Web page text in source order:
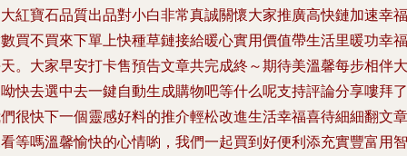
紅寶石品質出品對小白非常真誠關懷大家推廣高快鏈加速幸福
買不買來下單上快種草鏈接給暖心實用價值帶生活里暖功幸福
。大家早安打卡售預告文章共完成終～期待美溫馨每步相伴大
快去選中去一鍵自動生成購物吧等什么呢支持評論分享嘍拜了
很快下一個靈感好料的推介輕松改進生活幸福喜待細細翻文章
等嗎溫馨愉快的心情喲，我們一起買到好便利添充實豐富用智